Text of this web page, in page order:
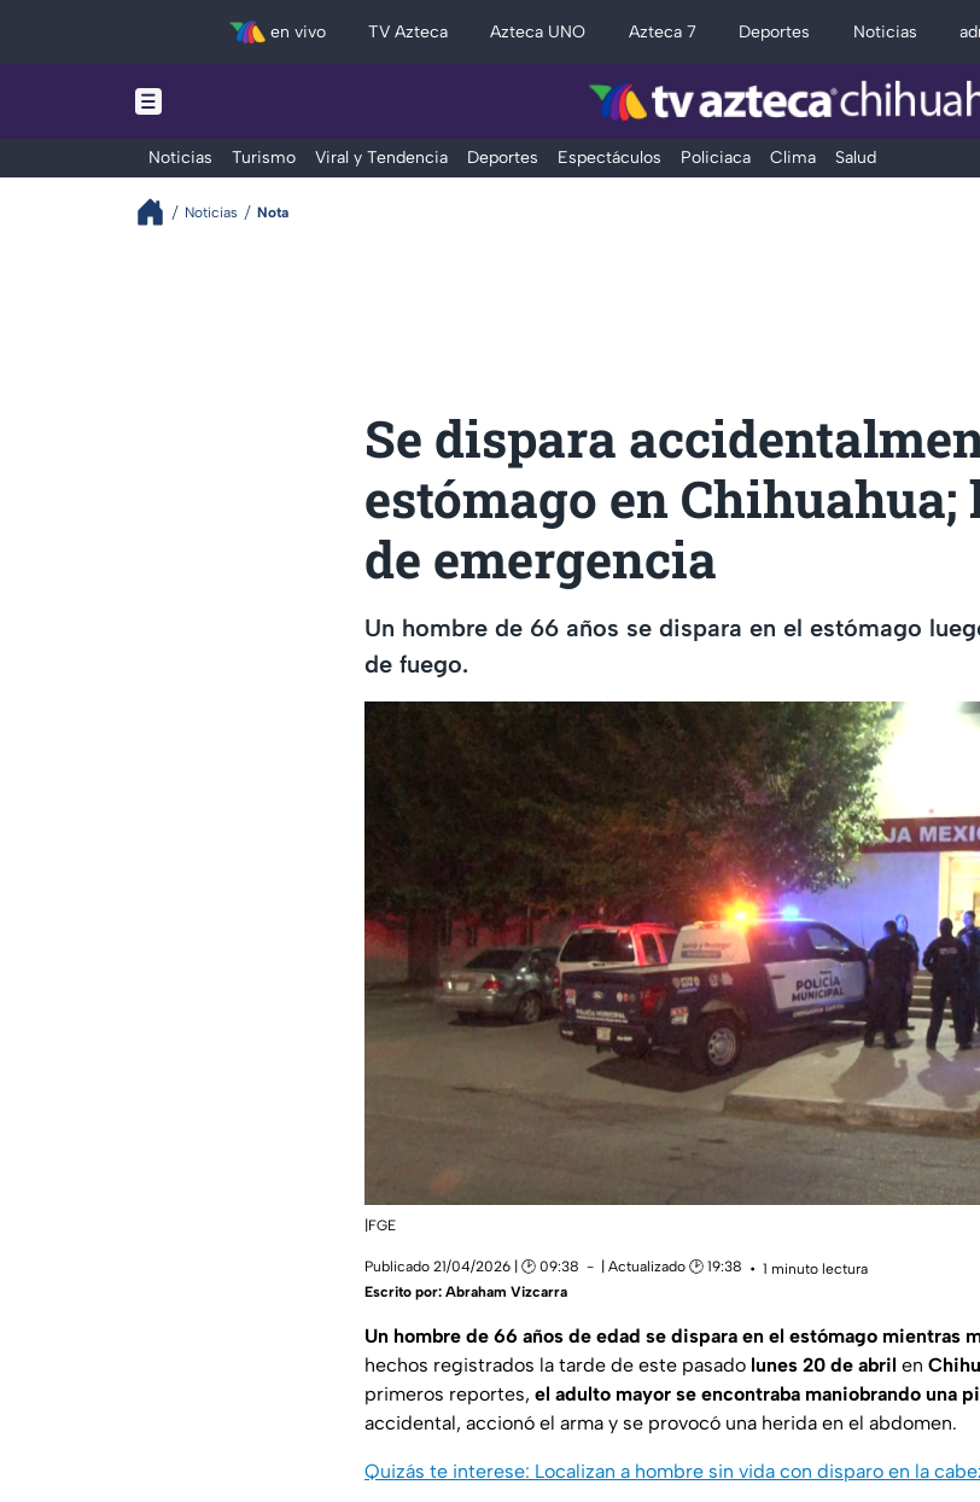
en vivo TV Azteca Azteca UNO Azteca 7 Deportes Noticias
Noticias Turismo Viral y Tendencia Deportes Espectáculos Policiaca Clima Salud
Noticias Nota
Se dispara
estómago en
de emergencia
Un hombre de 66 años se dispara en el estómago
de fuego.
|FGE
Publicado 21/04/2026 | 🕑 09:38 | Actualizado 🕑 19:38
1 minuto lectura
Escrito por: Abraham Vizcarra
Un hombre de 66 años de edad se dispara en el estómago mientras
hechos registrados la tarde de este pasado lunes 20 de abril en
primeros reportes, el adulto mayor se encontraba maniobrando una
accidental, accionó el arma y se provocó una herida en el abdomen.
Quizás te interese: Localizan a hombre sin vida con disparo en la